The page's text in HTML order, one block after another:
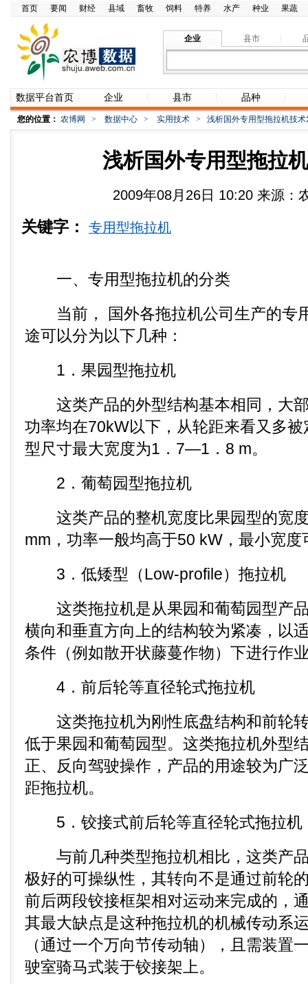
首页 要闻 财经 县域 畜牧 饲料 特养 水产 种业 果蔬
企业 县市
数据平台首页 企业 县市 品种
您的位置： 农博网 > 数据中心 > 实用技术 > 浅析国外专用型拖拉机技术
浅析国外专用型拖拉
2009年08月26日 10:20 来源：
关键字： 专用型拖拉机
一、专用型拖拉机的分类
当前， 国外各拖拉机公司生产的专
途可以分为以下几种：
1．果园型拖拉机
这类产品的外型结构基本相同，大部
功率均在70kW以下，从轮距来看又多被
型尺寸最大宽度为1．7—1．8 m。
2．葡萄园型拖拉机
这类产品的整机宽度比果园型的宽
mm，功率一般均高于50 kW，最小宽度
3．低矮型（Low-profile）拖拉机
这类拖拉机是从果园和葡萄园型产品
横向和垂直方向上的结构较为紧凑，以
条件（例如散开状藤蔓作物）下进行作
4．前后轮等直径轮式拖拉机
这类拖拉机为刚性底盘结构和前轮转
低于果园和葡萄园型。这类拖拉机外型
正、反向驾驶操作，产品的用途较为广
距拖拉机。
5．铰接式前后轮等直径轮式拖拉机
与前几种类型拖拉机相比，这类产品
极好的可操纵性，其转向不是通过前轮
前后两段铰接框架相对运动来完成的，
其最大缺点是这种拖拉机的机械传动系
（通过一个万向节传动轴），且需装置
驶室骑马式装于铰接架上。